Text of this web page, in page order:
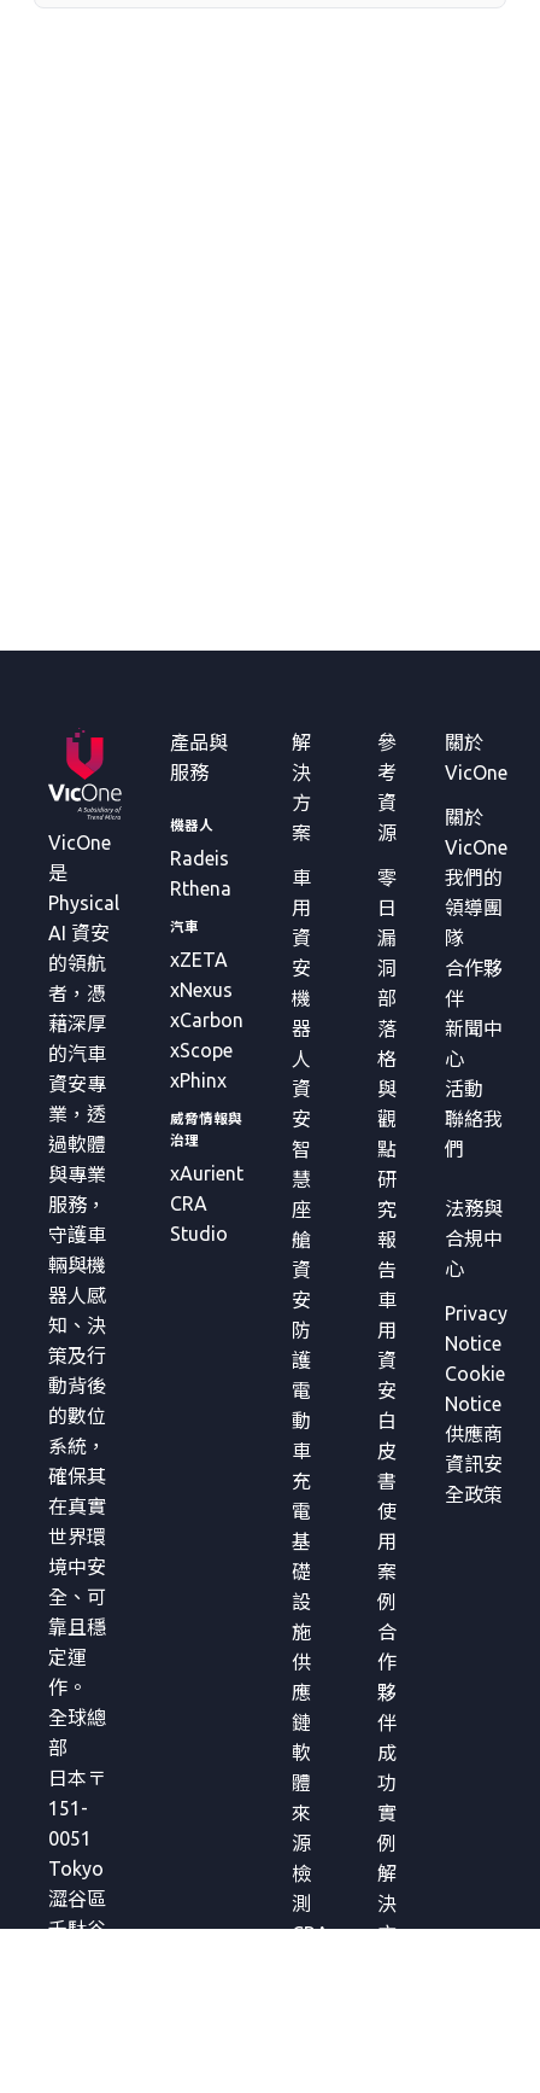
VicOne
是
Physical
AI 資安
的領航
者，憑
藉深厚
的汽車
資安專
業，透
過軟體
與專業
服務，
守護車
輛與機
器人感
知、決
策及行
動背後
的數位
系統，
確保其
在真實
世界環
境中安
全、可
靠且穩
定運
作。
全球總
部
日本〒
151-
0051
Tokyo
澀谷區
千駄谷
產品與
服務
機器人
Radeis
Rthena
汽車
xZETA
xNexus
xCarbon
xScope
xPhinx
威脅情報與
治理
xAurient
CRA
Studio
解
決
方
案
車
用
資
安
機
器
人
資
安
智
慧
座
艙
資
安
防
護
電
動
車
充
電
基
礎
設
施
供
應
鏈
軟
體
來
源
檢
測
CRA
參
考
資
源
零
日
漏
洞
部
落
格
與
觀
點
研
究
報
告
車
用
資
安
白
皮
書
使
用
案
例
合
作
夥
伴
成
功
實
例
解
決
方
關於
VicOne
關於
VicOne
我們的
領導團
隊
合作夥
伴
新聞中
心
活動
聯絡我
們
法務與
合規中
心
Privacy
Notice
Cookie
Notice
供應商
資訊安
全政策